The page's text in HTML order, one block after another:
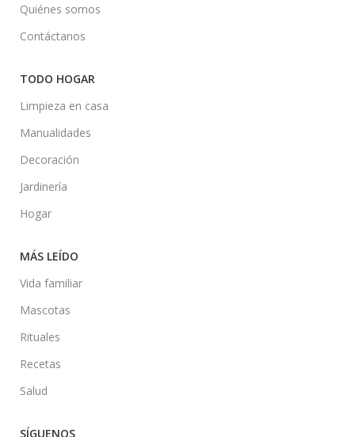
Quiénes somos
Contáctanos
TODO HOGAR
Limpieza en casa
Manualidades
Decoración
Jardinería
Hogar
MÁS LEÍDO
Vida familiar
Mascotas
Rituales
Recetas
Salud
SÍGUENOS